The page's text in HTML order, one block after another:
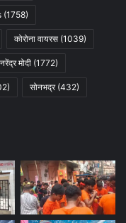
(1758)
कोरोना वायरस (1039)
मोदी (1772)
सोनभद्र(432)